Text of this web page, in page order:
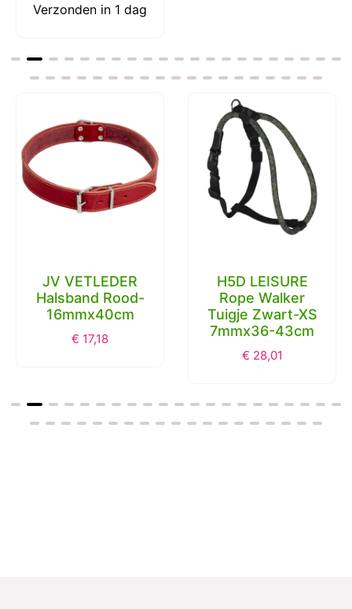
Verzonden in 1 dag
JV VETLEDER
Halsband Rood-
16mmx40cm
€ 17,18
H5D LEISURE
Rope Walker
Tuigje Zwart-XS
7mmx36-43cm
€ 28,01